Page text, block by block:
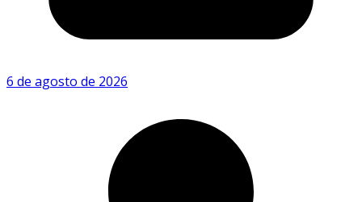
6 de agosto de 2026